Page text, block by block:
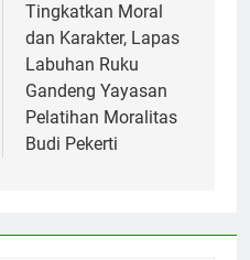
Tingkatkan Moral
dan Karakter, Lapas
Labuhan Ruku
Gandeng Yayasan
Pelatihan Moralitas
Budi Pekerti